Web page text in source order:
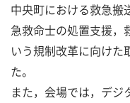
中央町における救急搬
急救命士の処置支援，
いう規制改革に向けた
た。
また，会場では，デ